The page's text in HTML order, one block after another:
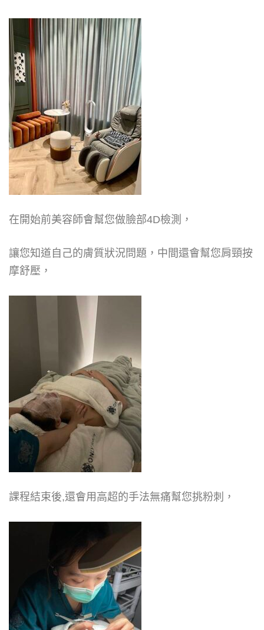
在開始前美容師會幫您做臉部4D檢測，
讓您知道自己的膚質狀況問題，中間還會幫您肩頸按
摩舒壓，
課程結束後,還會用高超的手法無痛幫您挑粉刺，